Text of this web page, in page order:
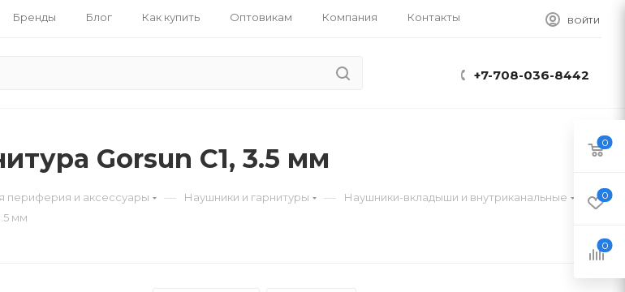
Бренды Блог Как купить Оптовикам Компания Контакты ВОЙТИ
+7-708-036-8442
Gorsun С1, 3.5 мм
периферия и аксессуары — Наушники и гарнитуры — Наушники-вкладыши и внутриканальные
мм
0
0
0